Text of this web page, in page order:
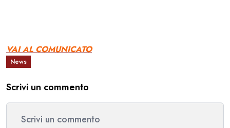
VAI AL COMUNICATO
News
Scrivi un commento